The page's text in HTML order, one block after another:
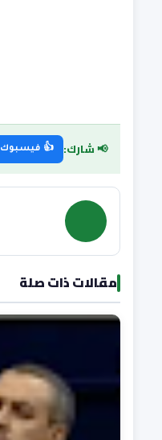
📢 شارك: 👍 فيسبوك
مقالات ذات صلة